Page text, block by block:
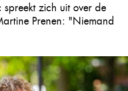
spreekt zich uit over de
Prenen: "Niemand